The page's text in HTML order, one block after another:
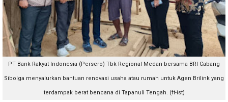
PT Bank Rakyat Indonesia (Persero) Tbk Regional Medan bersama BRI Cabang
Sibolga menyalurkan bantuan renovasi usaha atau rumah untuk Agen Brilink yang
terdampak berat bencana di Tapanuli Tengah. (ft-ist)